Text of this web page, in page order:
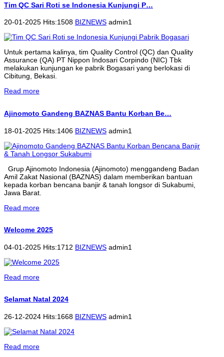
Tim QC Sari Roti se Indonesia Kunjungi P…
20-01-2025 Hits:1508 BIZNEWS admin1
Untuk pertama kalinya, tim Quality Control (QC) dan Quality
Assurance (QA) PT Nippon Indosari Corpindo (NIC) Tbk
melakukan kunjungan ke pabrik Bogasari yang berlokasi di
Cibitung, Bekasi.
Read more
Ajinomoto Gandeng BAZNAS Bantu Korban Be…
18-01-2025 Hits:1406 BIZNEWS admin1
Grup Ajinomoto Indonesia (Ajinomoto) menggandeng Badan
Amil Zakat Nasional (BAZNAS) dalam memberikan bantuan
kepada korban bencana banjir & tanah longsor di Sukabumi,
Jawa Barat.
Read more
Welcome 2025
04-01-2025 Hits:1712 BIZNEWS admin1
Read more
Selamat Natal 2024
26-12-2024 Hits:1668 BIZNEWS admin1
Read more